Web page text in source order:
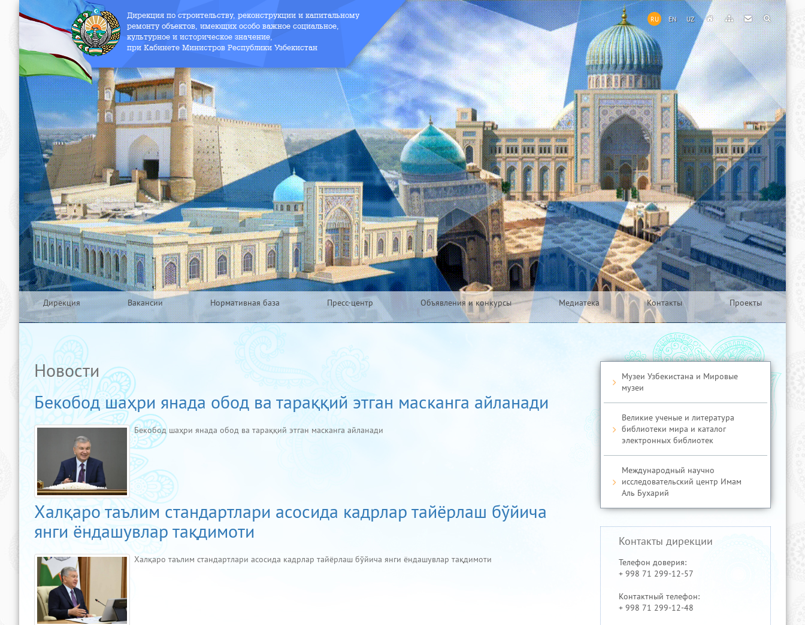
RU EN UZ
Дирекция по строительству, реконструкции и капитальному
ремонту объектов, имеющих особо важное социальное,
культурное и историческое значение,
при Кабинете Министров Республики Узбекистан
Дирекция Вакансии Нормативная база Пресс-центр Объявления и конкурсы Медиатека Контакты Проекты
Новости
Бекобод шаҳри янада обод ва тараққий этган масканга айланади
Бекобод шаҳри янада обод ва тараққий этган масканга айланади
Халқаро таълим стандартлари асосида кадрлар тайёрлаш бўйича
янги ёндашувлар тақдимоти
Халқаро таълим стандартлари асосида кадрлар тайёрлаш бўйича янги ёндашувлар тақдимоти
Музеи Узбекистана и Мировые
музеи
Великие ученые и литература
библиотеки мира и каталог
электронных библиотек
Международный научно
исследовательский центр Имам
Аль Бухарий
Контакты дирекции
Телефон доверия:
+ 998 71 299-12-57
Контактный телефон:
+ 998 71 299-12-48